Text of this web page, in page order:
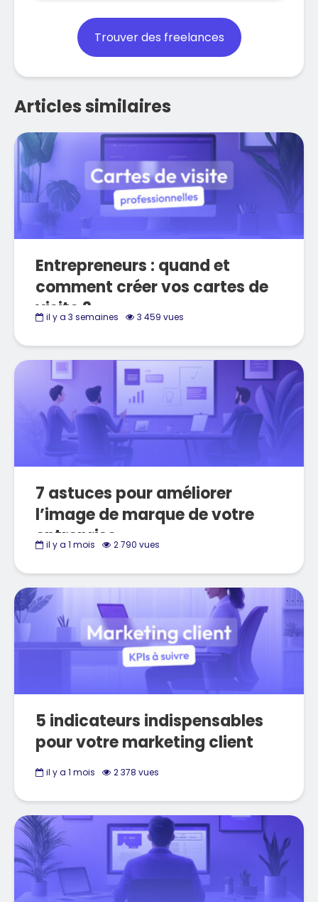
Trouver des freelances
Articles similaires
Entrepreneurs : quand et
comment créer vos cartes de
visite ?
il y a 3 semaines 3 459 vues
7 astuces pour améliorer
l’image de marque de votre
entreprise
il y a 1 mois 2 790 vues
5 indicateurs indispensables
pour votre marketing client
il y a 1 mois 2 378 vues